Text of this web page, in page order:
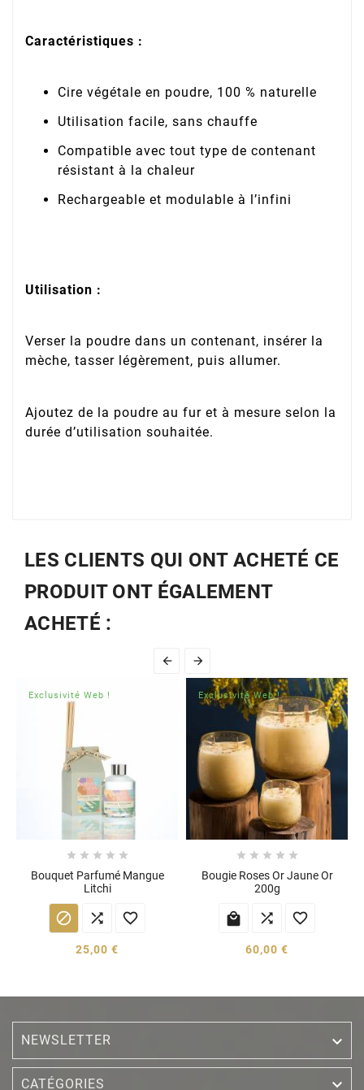
Caractéristiques :
Cire végétale en poudre, 100 % naturelle
Utilisation facile, sans chauffe
Compatible avec tout type de contenant
résistant à la chaleur
Rechargeable et modulable à l’infini
Utilisation :
Verser la poudre dans un contenant, insérer la
mèche, tasser légèrement, puis allumer.
Ajoutez de la poudre au fur et à mesure selon la
durée d’utilisation souhaitée.
LES CLIENTS QUI ONT ACHETÉ CE
PRODUIT ONT ÉGALEMENT
ACHETÉ :
 
Exclusivité Web !
    
Bouquet Parfumé Mangue
Litchi
  
25,00 €
Exclusivité Web !
    
Bougie Roses Or Jaune Or
200g
  
60,00 €
NEWSLETTER 
CATÉGORIES 